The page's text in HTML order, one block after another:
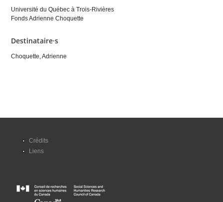
Université du Québec à Trois-Rivières
Fonds Adrienne Choquette
Destinataire·s
Choquette, Adrienne
Crédits
Liens